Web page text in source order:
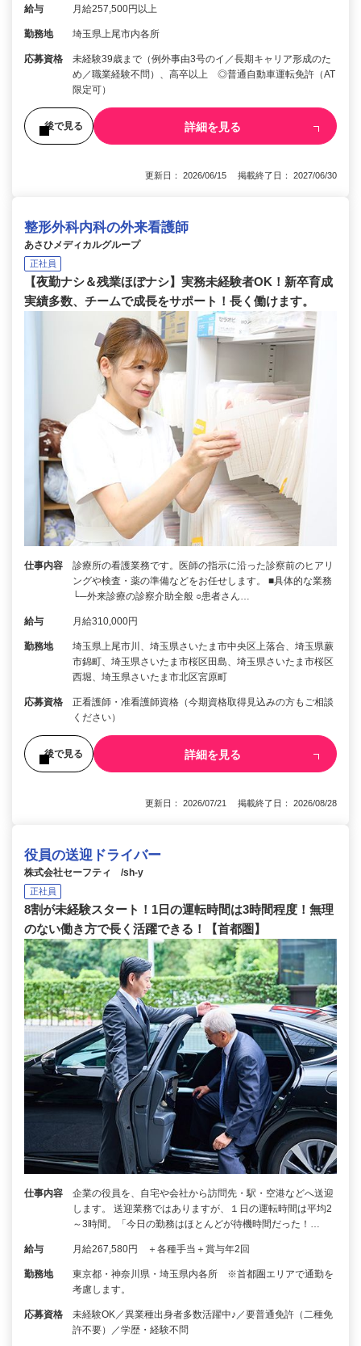
給与 月給257,500円以上
勤務地 埼玉県上尾市内各所
応募資格
未経験39歳まで（例外事由3号のイ／長期キャリア形成のた
め／職業経験不問）、高卒以上 ◎普通自動車運転免許（AT
限定可）
後で見る 詳細を見る
更新日： 2026/06/15 掲載終了日： 2027/06/30
整形外科内科の外来看護師
あさひメディカルグループ
正社員
【夜勤ナシ＆残業ほぼナシ】実務未経験者OK！新卒育成
実績多数、チームで成長をサポート！長く働けます。
仕事内容
診療所の看護業務です。医師の指示に沿った診察前のヒアリ
ングや検査・薬の準備などをお任せします。 ■具体的な業務
└─外来診療の診察介助全般 ○患者さん…
給与 月給310,000円
勤務地
埼玉県上尾市川、埼玉県さいたま市中央区上落合、埼玉県蕨
市錦町、埼玉県さいたま市桜区田島、埼玉県さいたま市桜区
西堀、埼玉県さいたま市北区宮原町
応募資格
正看護師・准看護師資格（今期資格取得見込みの方もご相談
ください）
後で見る 詳細を見る
更新日： 2026/07/21 掲載終了日： 2026/08/28
役員の送迎ドライバー
株式会社セーフティ /sh-y
正社員
8割が未経験スタート！1日の運転時間は3時間程度！無理
のない働き方で長く活躍できる！【首都圏】
仕事内容
企業の役員を、自宅や会社から訪問先・駅・空港などへ送迎
します。 送迎業務ではありますが、１日の運転時間は平均2
～3時間。「今日の勤務はほとんどが待機時間だった！…
給与 月給267,580円 ＋各種手当＋賞与年2回
勤務地
東京都・神奈川県・埼玉県内各所 ※首都圏エリアで通勤を
考慮します。
応募資格
未経験OK／異業種出身者多数活躍中♪／要普通免許（二種免
許不要）／学歴・経験不問